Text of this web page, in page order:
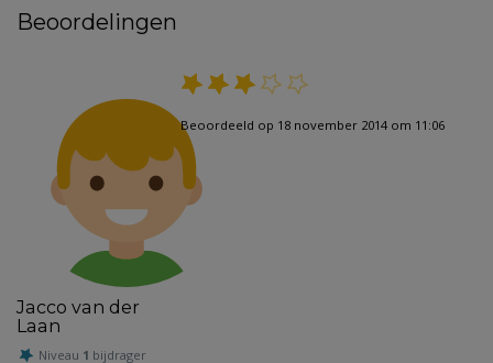
Beoordelingen
Jacco van der
Laan
Niveau 1 bijdrager
Beoordeeld op 18 november 2014 om 11:06